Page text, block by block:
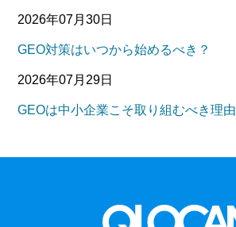
2026年07月30日
GEO対策はいつから始めるべき？
2026年07月29日
GEOは中小企業こそ取り組むべき理由